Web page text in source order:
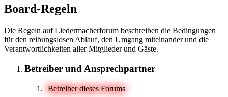
Board-Regeln
Die Regeln auf Liedermacherforum beschreiben die Bedingungen
für den reibungslosen Ablauf, den Umgang miteinander und die
Verantwortlichkeiten aller Mitglieder und Gäste.
Betreiber und Ansprechpartner
Betreiber dieses Forums